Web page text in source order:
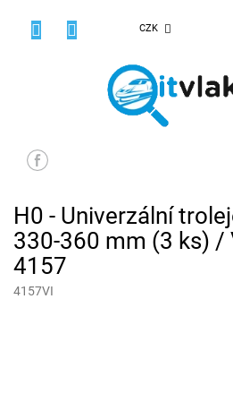
CZK
H0 - Univerzální
330-360 mm (3 ks) /
4157
4157VI